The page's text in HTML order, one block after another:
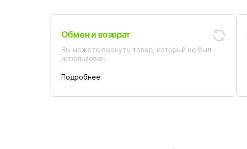
Обмен и возврат
Вы можете вернуть товар, который не был
использован
Подробнее